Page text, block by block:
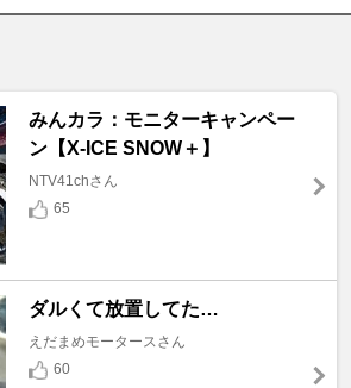
みんカラ：モニターキャンペー
ン【X-ICE SNOW＋】
NTV41chさん
65
ダルくて放置してた…
えだまめモータースさん
60